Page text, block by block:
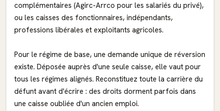
complémentaires (Agirc-Arrco pour les salariés du privé),
ou les caisses des fonctionnaires, indépendants,
professions libérales et exploitants agricoles.
Pour le régime de base, une demande unique de réversion
existe. Déposée auprès d'une seule caisse, elle vaut pour
tous les régimes alignés. Reconstituez toute la carrière du
défunt avant d'écrire : des droits dorment parfois dans
une caisse oubliée d'un ancien emploi.